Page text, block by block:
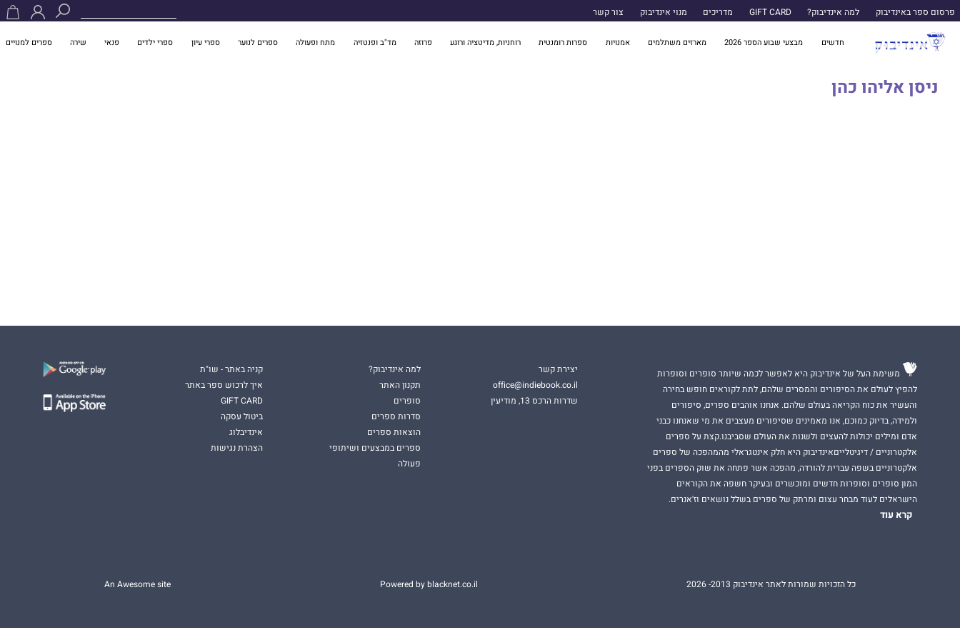
פרסום ספר באינדיבוק למה אינדיבוק? GIFT CARD מדריכים מנוי אינדיבוק צור קשר
חדשים מבצעי שבוע הספר 2026 מארזים משתלמים אמנויות ספרות רומנטית רוחניות, מדיטציה ורוגע פרוזה מד"ב ופנטזיה מתח ופעולה ספרים לנוער ספרי עיון ספרי ילדים פנאי שירה ספרים למנויים
ניסן אליהו כהן
משימת העל של אינדיבוק היא לאפשר לכמה שיותר סופרים וסופרות
להפיץ לעולם את הסיפורים והמסרים שלהם, לתת לקוראים חופש בחירה
והעשיר את כוח הקריאה בעולם שלהם. אנחנו אוהבים ספרים, סיפורים
ולמידה, בדיוק כמוכם, אנו מאמינים שסיפורים מעצבים את מי שאנחנו כבני
אדם ומילים יכולות להעצים ולשנות את העולם שסביבנו.קצת על ספרים
אלקטרוניים / דיגיטלייםאינדיבוק היא חלק אינטגראלי מהמהפכה של ספרים
אלקטרוניים בשפה עברית להורדה, מהפכה אשר פתחה את שוק הספרים בפני
המון סופרים וסופרות חדשים ומוכשרים ובעיקר חשפה את הקוראים
הישראלים לעוד מבחר עצום ומרתק של ספרים בשלל נושאים וז'אנרים.
קרא עוד
יצירת קשר
office@indiebook.co.il
שדרות הרכס 13, מודיעין
למה אינדיבוק?
תקנון האתר
סופרים
סדרות ספרים
הוצאות ספרים
ספרים במבצעים ושיתופי
פעולה
קניה באתר - שו"ת
איך לרכוש ספר באתר
GIFT CARD
ביטול עסקה
אינדיבלוג
הצהרת נגישות
כל הזכויות שמורות לאתר אינדיבוק 2013- 2026 Powered by blacknet.co.il
An Awesome site